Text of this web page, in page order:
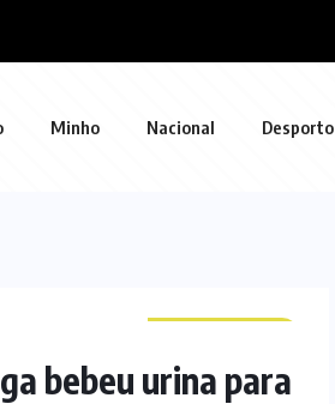
Minho Nacional Desporto
bebeu urina para